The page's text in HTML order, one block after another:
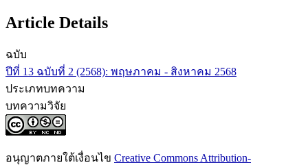
Article Details
ฉบับ
ปีที่ 13 ฉบับที่ 2 (2568): พฤษภาคม - สิงหาคม 2568
ประเภทบทความ
บทความวิจัย
อนุญาตภายใต้เงื่อนไข Creative Commons Attribution-